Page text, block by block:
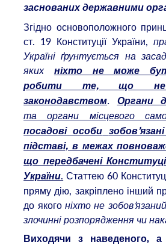
заснованих державними
Згідно основоположного
ст. 19 Конституції України,
Україні ґрунтується на
яких
ніхто не може
робити те, що не
законодавством. Органи
та органи місцевого
посадові особи
підставі, в межах
що передбачені
України. Статтею 60
пряму дію, закріплено інший
до якого ніхто не
злочинні розпорядження чи
Виходячи з наведеного,